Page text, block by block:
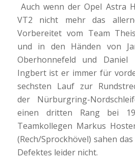
Auch wenn der Opel Astra
VT2 nicht mehr das
Vorbereitet vom Team
und in den Händen von
Oberhonnefeld und Daniel
Ingbert ist er immer für
sechsten Lauf zur
der Nürburgring-
einen dritten Rang bei
Teamkollegen Markus
(Rech/Sprockhövel) sahen
Defektes leider nicht.